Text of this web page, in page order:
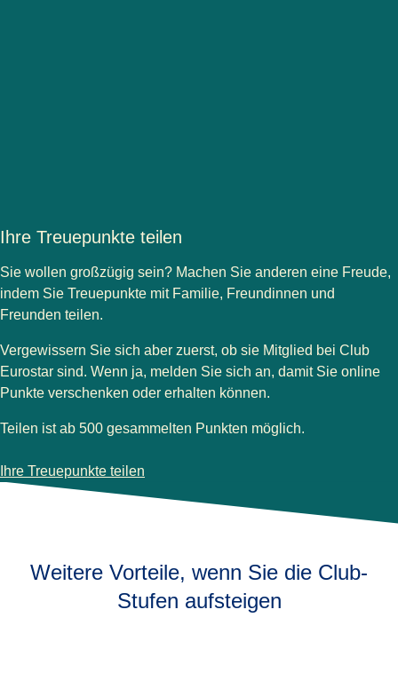
Ihre Treuepunkte teilen
Sie wollen großzügig sein? Machen Sie anderen eine Freude,
indem Sie Treuepunkte mit Familie, Freundinnen und
Freunden teilen.
Vergewissern Sie sich aber zuerst, ob sie Mitglied bei Club
Eurostar sind. Wenn ja, melden Sie sich an, damit Sie online
Punkte verschenken oder erhalten können.
Teilen ist ab 500 gesammelten Punkten möglich.
Ihre Treuepunkte teilen
-Ihre Treuepunkte teilen
Weitere Vorteile, wenn Sie die Club-
Stufen aufsteigen